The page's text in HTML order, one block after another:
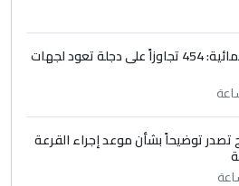
الموارد المائية: 454 تجاوزاً على دجلة تعود لجهات
تصدر توضيحاً بشأن موعد إجراء القرعة